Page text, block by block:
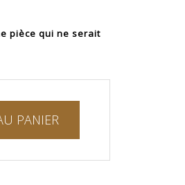
pièce qui ne serait
PANIER